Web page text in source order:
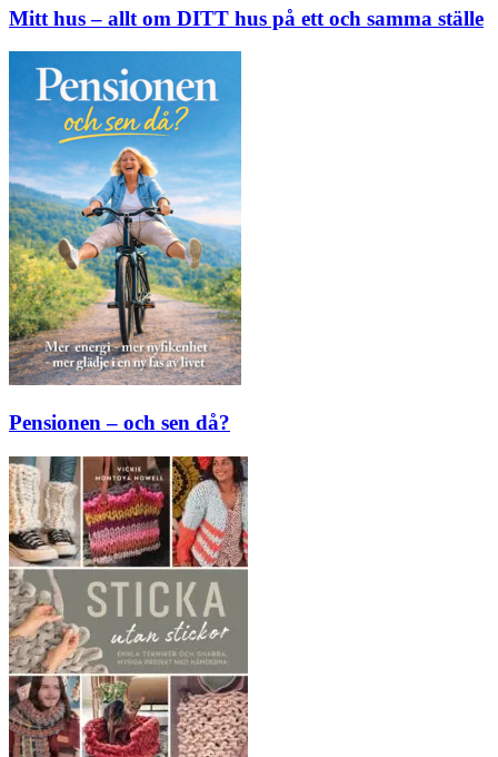
Mitt hus – allt om DITT hus på ett och samma ställe
Pensionen – och sen då?